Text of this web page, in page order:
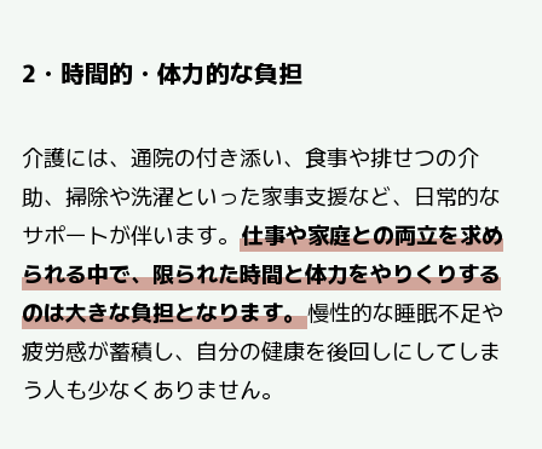
2・時間的・体力的な負担
介護には、通院の付き添い、食事や排せつの介
助、掃除や洗濯といった家事支援など、日常的な
サポートが伴います。 仕事や家庭との両立を求め
られる中で、限られた時間と体力をやりくりする
のは大きな負担となります。慢性的な睡眠不足や
疲労感が蓄積し、自分の健康を後回しにしてしま
う人も少なくありません。